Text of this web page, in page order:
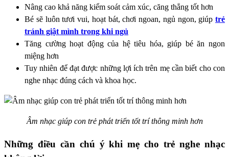
Nâng cao khả năng kiểm soát cảm xúc, căng thẳng tốt hơn
Bé sẽ luôn tươi vui, hoạt bát, chơi ngoan, ngủ ngon, giúp trẻ
tránh giật mình trong khi ngủ
Tăng cường hoạt động của hệ tiêu hóa, giúp bé ăn ngon
miệng hơn
Tuy nhiên để đạt được những lợi ích trên mẹ cần biết cho con
nghe nhạc đúng cách và khoa học.
Âm nhạc giúp con trẻ phát triển tốt trí thông minh hơn
Những điều cần chú ý khi mẹ cho trẻ nghe nhạc